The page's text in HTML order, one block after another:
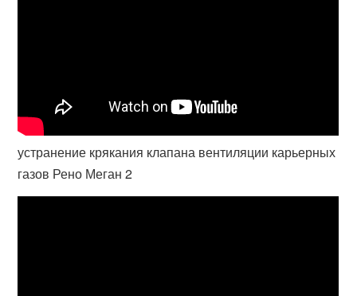
устранение крякания клапана вентиляции карьерных
газов Рено Меган 2